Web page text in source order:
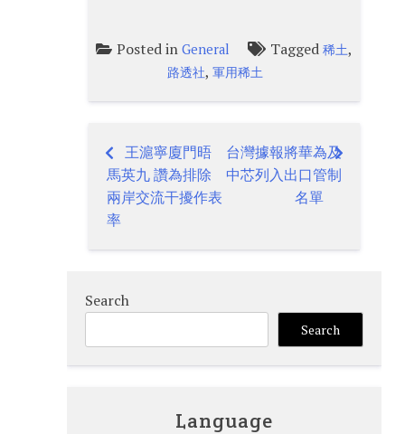
Posted inGeneral Tagged稀土,
路透社,軍用稀土
Post
navigation
王滬寧廈門晤
馬英九 讚為排除
兩岸交流干擾作表
率
台灣據報將華為及
中芯列入出口管制
名單
Search
Search
Language